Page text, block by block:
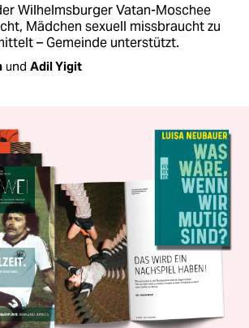
Wilhelmsburger Vatan-Moschee
Mädchen sexuell missbraucht zu
– Gemeinde unterstützt.
und Adil Yigit